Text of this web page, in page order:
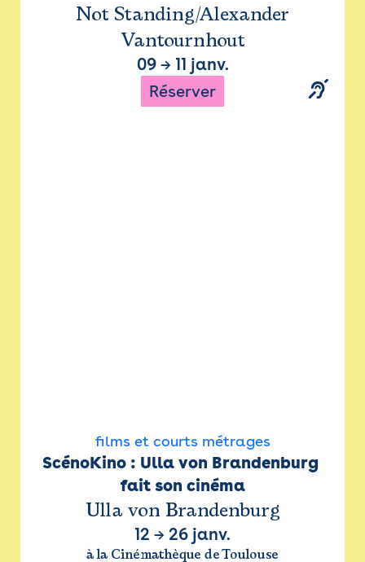
Not Standing/Alexander
Vantournhout
09→ 11 janv.
Réserver
films et courts métrages
ScénoKino : Ulla von Brandenburg
fait son cinéma
Ulla von Brandenburg
12 → 26 janv.
à la Cinémathèque de Toulouse